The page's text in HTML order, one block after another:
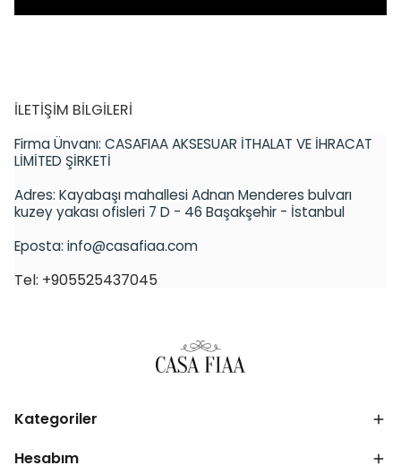
İLETİŞİM BİLGİLERİ
Firma Ünvanı: CASAFIAA AKSESUAR İTHALAT VE İHRACAT
LİMİTED ŞİRKETİ
Adres: Kayabaşı mahallesi Adnan Menderes bulvarı
kuzey yakası ofisleri 7 D - 46 Başakşehir - İstanbul
Eposta: info@casafiaa.com
Tel: +905525437045
Kategoriler
Hesabım